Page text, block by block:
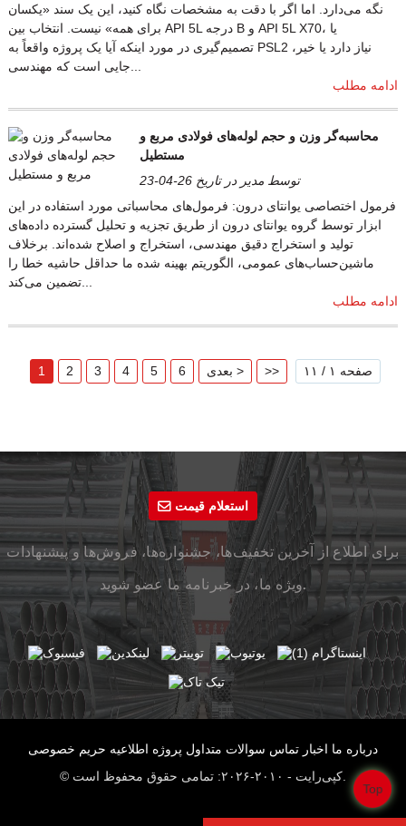
نگه می‌دارد. اما اگر با دقت به مشخصات نگاه کنید، این یک سند «یکسان
برای همه» نیست. انتخاب بین API 5L درجه B و API 5L X70، یا
تصمیم‌گیری در مورد اینکه آیا یک پروژه واقعاً به PSL2 نیاز دارد یا خیر،
ادامه مطلب
محاسبه‌گر وزن و حجم لوله‌های فولادی مربع و
مستطیل
توسط مدیر در تاریخ 26-04-23
فرمول اختصاصی یوانتای درون: فرمول‌های محاسباتی مورد استفاده در این
ابزار توسط گروه یوانتای درون از طریق تجزیه و تحلیل گسترده داده‌های
تولید و استخراج دقیق مهندسی، استخراج و اصلاح شده‌اند. برخلاف
ماشین‌حساب‌های عمومی، الگوریتم بهینه شده ما حداقل حاشیه خطا را
تضمین می‌کند...
ادامه مطلب
1 2 3 4 5 6 بعدی > >> صفحه ۱ / ۱۱
استعلام قیمت
برای اطلاع از آخرین تخفیف‌ها، جشنواره‌ها، فروش‌ها و پیشنهادات
ویژه ما، در خبرنامه ما عضو شوید.
درباره ما اخبار تماس سوالات متداول پروژه اطلاعیه حریم خصوصی
Top